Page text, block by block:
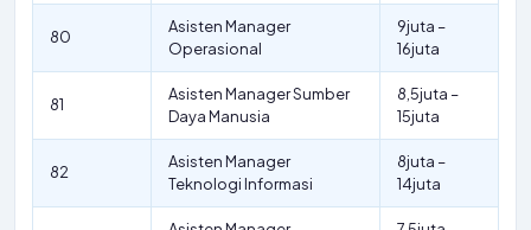
80
Asisten Manager
Operasional
9juta –
16juta
81
Asisten Manager Sumber
Daya Manusia
8,5juta –
15juta
82
Asisten Manager
Teknologi Informasi
8juta –
14juta